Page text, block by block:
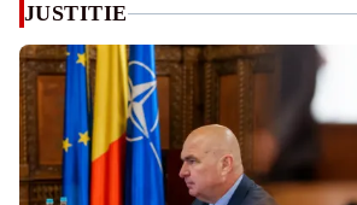
JUSTITIE